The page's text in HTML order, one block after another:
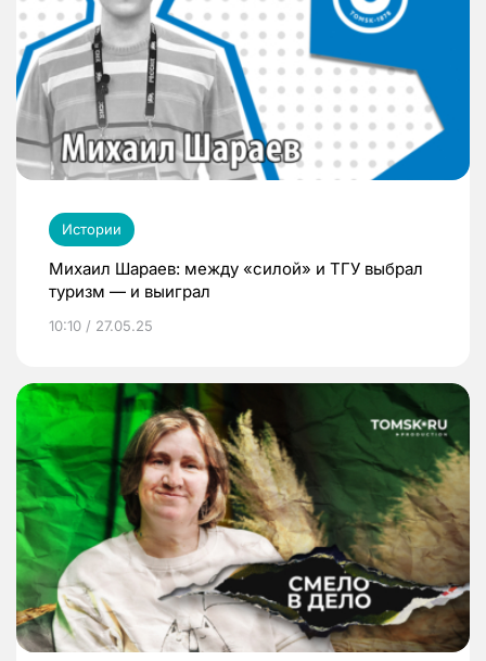
Истории
Михаил Шараев: между «силой» и ТГУ выбрал
туризм — и выиграл
10:10 / 27.05.25